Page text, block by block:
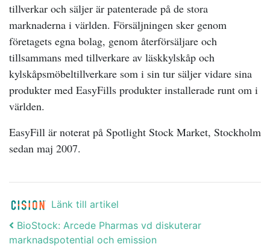
tillverkar och säljer är patenterade på de stora
marknaderna i världen. Försäljningen sker genom
företagets egna bolag, genom återförsäljare och
tillsammans med tillverkare av läskkylskåp och
kylskåpsmöbeltillverkare som i sin tur säljer vidare sina
produkter med EasyFills produkter installerade runt om i
världen.
EasyFill är noterat på Spotlight Stock Market, Stockholm
sedan maj 2007.
Länk till artikel
Post navigation
BioStock: Arcede Pharmas vd diskuterar
marknadspotential och emission